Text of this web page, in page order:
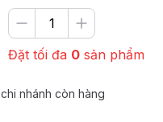
Đặt tối đa 0 sản phẩm
chi nhánh còn hàng